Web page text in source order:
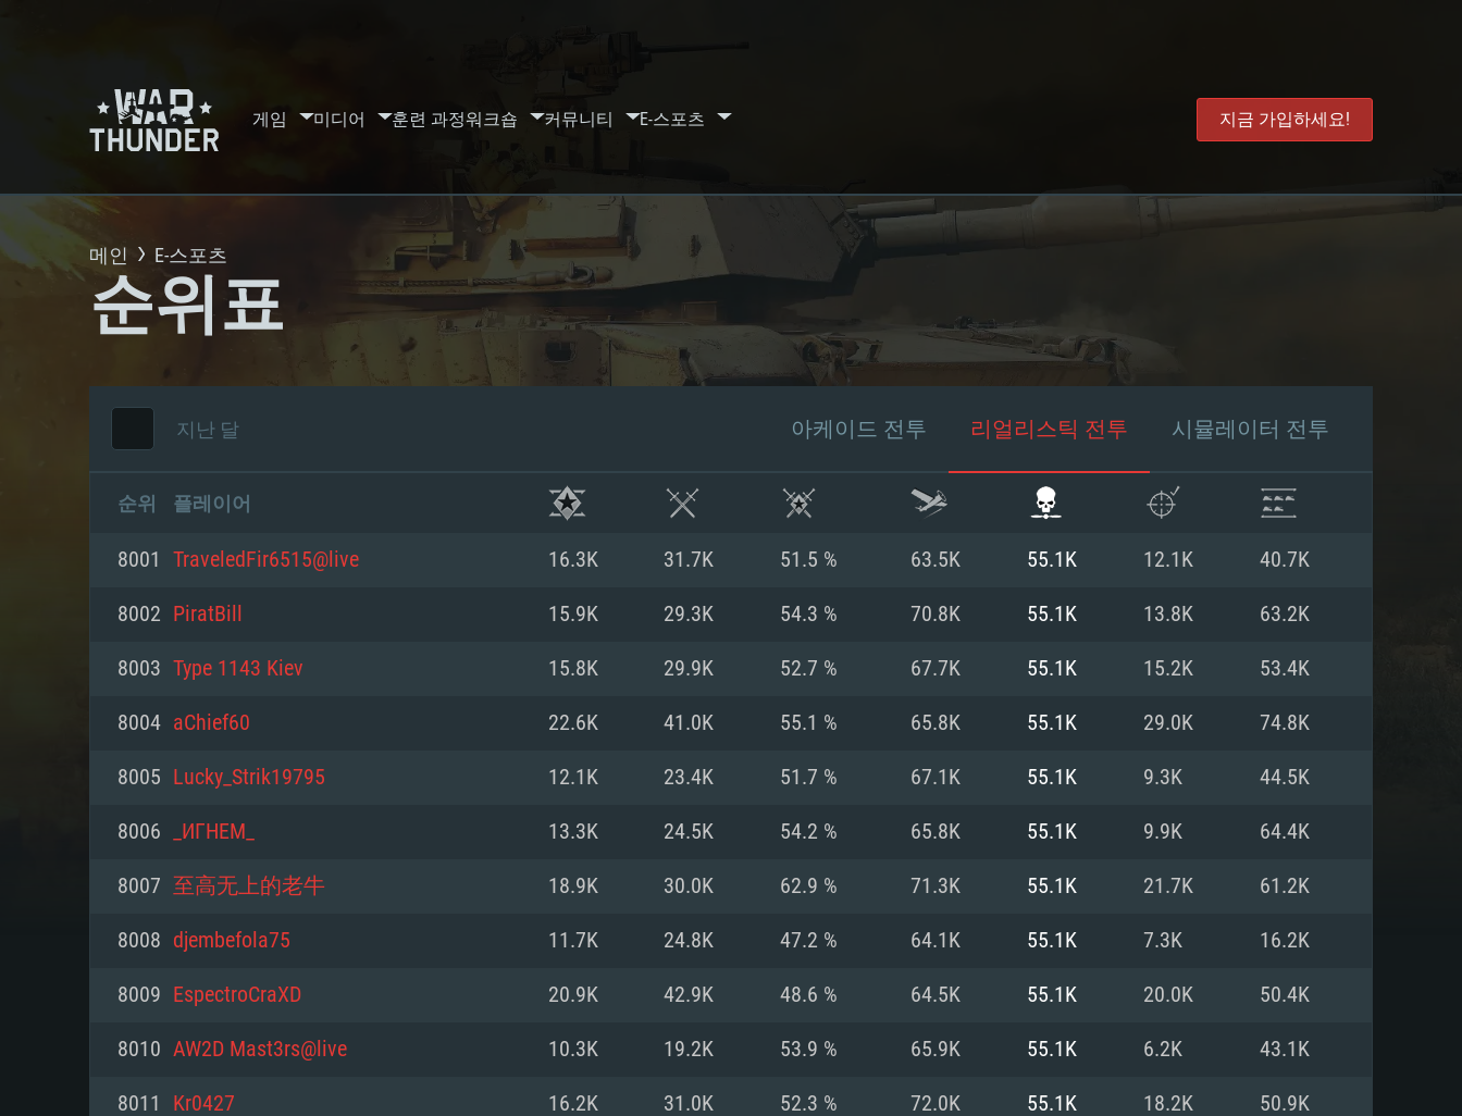
게임 미디어 훈련 과정워크숍 커뮤니티 E-스포츠 지금 가입하세요!
시스템 요구사항
PC MAC Linux
최소사양 권장 사양
최소사양 권장 사양
최소사양 권장 사양
메인 E-스포츠
순위표
지난 달 아케이드 전투 리얼리스틱 전투 시뮬레이터 전투
순위 플레이어
8001 TraveledFir6515@live 16.3K 31.7K 51.5 % 63.5K 55.1K 12.1K 40.7K
8002 PiratBill 15.9K 29.3K 54.3 % 70.8K 55.1K 13.8K 63.2K
8003 Type 1143 Kiev 15.8K 29.9K 52.7 % 67.7K 55.1K 15.2K 53.4K
8004 aChief60 22.6K 41.0K 55.1 % 65.8K 55.1K 29.0K 74.8K
8005 Lucky_Strik19795 12.1K 23.4K 51.7 % 67.1K 55.1K 9.3K 44.5K
8006 _ИГНЕМ_ 13.3K 24.5K 54.2 % 65.8K 55.1K 9.9K 64.4K
8007 至高无上的老牛 18.9K 30.0K 62.9 % 71.3K 55.1K 21.7K 61.2K
8008 djembefola75 11.7K 24.8K 47.2 % 64.1K 55.1K 7.3K 16.2K
8009 EspectroCraXD 20.9K 42.9K 48.6 % 64.5K 55.1K 20.0K 50.4K
8010 AW2D Mast3rs@live 10.3K 19.2K 53.9 % 65.9K 55.1K 6.2K 43.1K
8011 Kr0427 16.2K 31.0K 52.3 % 72.0K 55.1K 18.2K 50.9K